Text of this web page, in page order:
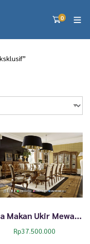
0
Meja Makan Ukir Mewah Dima Aristone – Desain Eksklusif 162TTJ
Rp37.500.000